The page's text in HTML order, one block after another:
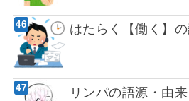
はたらく【働く】
リンパの語源・由来